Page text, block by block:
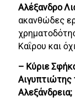
Αλέξανδρο
ακανθώδες
Καΐρου και
– Κύριε
Αιγυπτιώτης
Αλεξάνδρεια;